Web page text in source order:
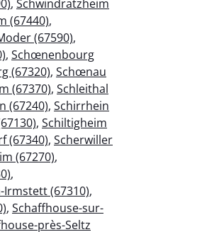
, Schwindratzheim
(67440),
(67590),
, Schœnenbourg
(67320), Schœnau
(67370), Schleithal
(67240), Schirrhein
, Schiltigheim
(67340), Scherwiller
(67270),
,
(67310),
, Schaffhouse-sur-
près-Seltz